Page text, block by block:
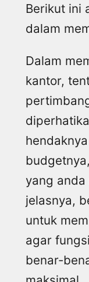
Berikut ini
dalam
Dalam
kantor,
yang
jelasnya,
untuk
agar
benar-